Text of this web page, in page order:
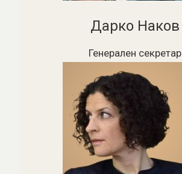
Дарко Наков
Генерален секретар